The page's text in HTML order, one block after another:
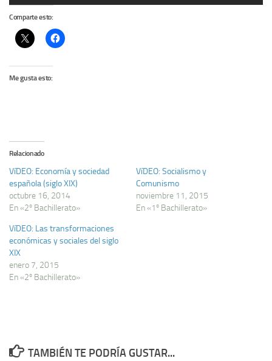
Comparte esto:
Me gusta esto:
Relacionado
VíDEO: Economí­a y sociedad
española (siglo XIX)
octubre 16, 2014
En «2º Bachillerato»
VíDEO: Socialismo y
Comunismo
noviembre 11, 2015
En «1º Bachillerato»
VíDEO: Las transformaciones
económicas y sociales del siglo
XIX
enero 7, 2015
En «2º Bachillerato»
TAMBIÉN TE PODRÍA GUSTAR...